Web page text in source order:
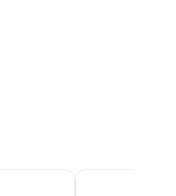
Elinotel Polis